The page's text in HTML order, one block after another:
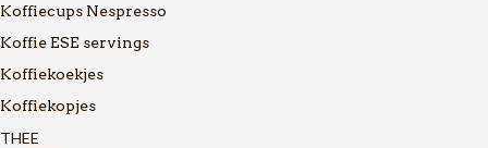
Koffiecups Nespresso
Koffie ESE servings
Koffiekoekjes
Koffiekopjes
THEE